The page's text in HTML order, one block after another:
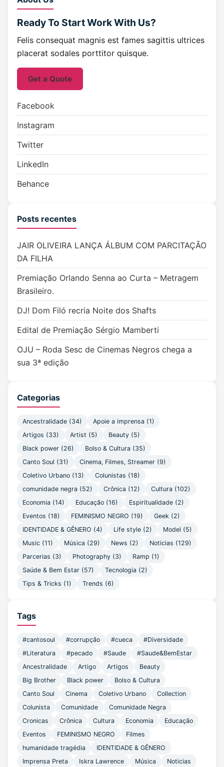
Ready To StartWork With Us?
Felis consequat magnis est fames sagittis ultrices
placerat sodales porttitor quisque.
Get a Quote
Facebook
Instagram
Twitter
LinkedIn
Behance
Posts recentes
JAIR OLIVEIRA LANÇA ÁLBUM COM PARCITAÇÃO
DA FILHA
Premiação Orlando Senna ao Curta – Metragem
Brasileiro.
DJ! Dom Filó recria Noite dos Shafts
Edital de Premiação Sérgio Mamberti
OJU – Roda Sesc de Cinemas Negros chega a
sua 3ª edição
Categorias
Ancestralidade (34)
Apoie a imprensa (1)
Artigos (33)
Artist (5)
Beauty (5)
Black power (26)
Bolso & Cultura (35)
Canto Soul (31)
Cinema, Filmes, Streamer (9)
Coletivo Urbano (13)
Colunistas (18)
comunidade negra (52)
Crônica (12)
Cultura (102)
Economia (14)
Educação (16)
Espiritualidade (2)
Eventos (18)
FEMINISMO NEGRO (19)
Geek (2)
IDENTIDADE & GÊNERO (4)
Life style (2)
Model (5)
Music (11)
Música (29) News (2)
Noticias (129)
Parcerias (3)
Photography (3)
Ramp (1)
Saúde & Bem Estar (57)
Tecnologia (2)
Tips & Tricks (1)
Trends (6)
Tags
#cantosoul #corrupção #cueca
#Diversidade
#Literatura
#pecado #Saude
#Saude&BemEstar
Ancestralidade
Artigo Artigos
Beauty
Big Brother
Black power
Bolso & Cultura
Canto Soul
Cinema Coletivo Urbano
Collection
Colunista
Comunidade
Comunidade Negra
Cronicas
Crônica Cultura Economia
Educação
Eventos
FEMINISMO NEGRO
Filmes
humanidade tragédia
IDENTIDADE & GÊNERO
Imprensa Preta
Iskra Lawrence Música Noticias